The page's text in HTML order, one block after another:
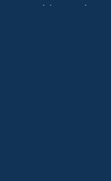
Sütitájékoztató